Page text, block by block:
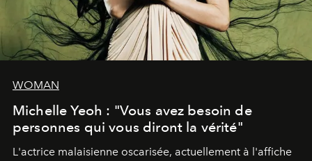
WOMAN
Michelle Yeoh : "Vous avez besoin de
personnes qui vous diront la vérité"
L'actrice malaisienne oscarisée, actuellement à l'affiche